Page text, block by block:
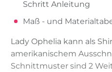
Schritt Anleitung
Maß - und
Lady Ophelia kann als
amerikanischem
Schnittmuster sind 2